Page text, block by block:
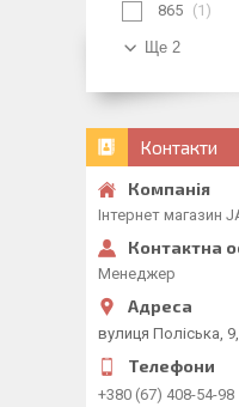
865 1
Ще 2
Контакти
Інтернет магазин
Менеджер
вулиця Поліська,
+380 (67) 408-54-98